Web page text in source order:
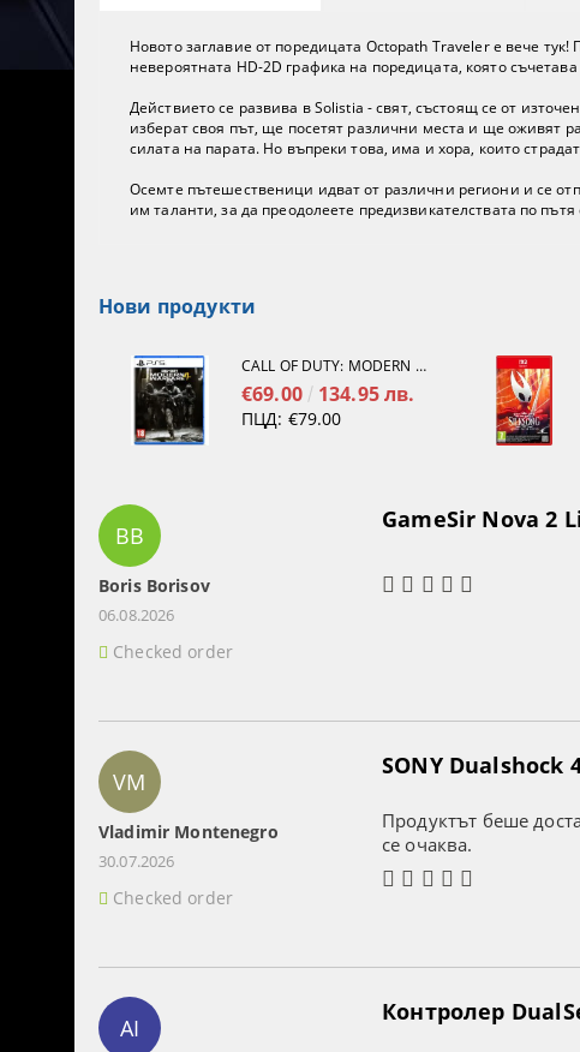
Новото заглавие от поредицата Octopath Traveler е вече
невероятната HD-2D графика на поредицата, която
Действието се развива в Solistia - свят, състоящ се от
изберат своя път, ще посетят различни места и ще оживят
силата на парата. Но въпреки това, има и хора, които
Осемте пътешественици идват от различни региони и се
им таланти, за да преодолеете предизвикателствата по
Нови продукти
CALL OF DUTY: MODERN WARFARE 4[PS5]
€69.00 134.95 лв.
ПЦД: €79.00
BB
Boris Borisov
06.08.2026
Checked order
GameSir Nova 2
VM
Vladimir Montenegro
30.07.2026
Checked order
SONY Dualshock
Продуктът беше
се очаква.
AI
Контролер